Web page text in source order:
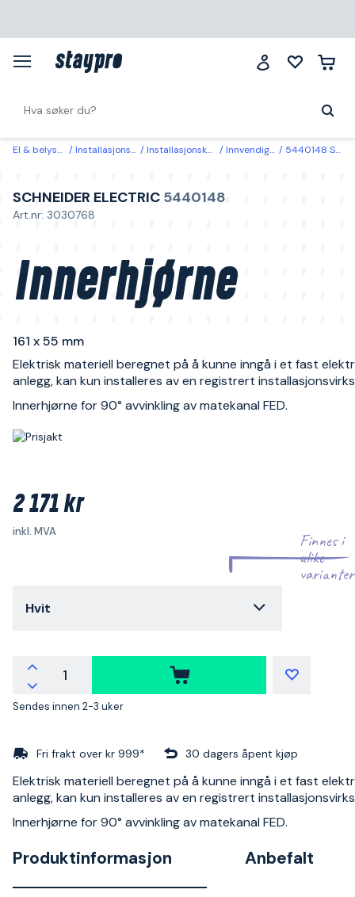
El & belysning Installasjonsmaterial Installasjonskanaler & -bokser Innvendige & utvendige hjørner 5440148 Schneider Electric Innerhjørne 161 x 55 mm Hvit
SCHNEIDER ELECTRIC 5440148
Art.nr: 3030768
Innerhjørne
161 x 55 mm
Elektrisk materiell beregnet på å kunne inngå i et fast
anlegg, kan kun installeres av en registrert
Innerhjørne for 90° avvinkling av matekanal FED.
2 171 kr
inkl. MVA
Finnes i
ulike
varianter
Hvit
Sendes innen 2-3 uker
Fri frakt over kr 999* 30 dagers åpent kjøp
Elektrisk materiell beregnet på å kunne inngå i et fast
anlegg, kan kun installeres av en registrert
Innerhjørne for 90° avvinkling av matekanal FED.
Produktinformasjon Anbefalt